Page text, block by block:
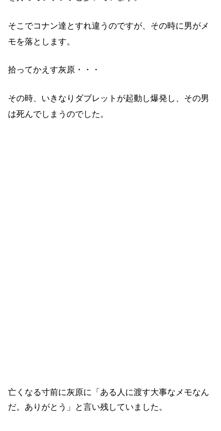
そこでコナン達とすれ違うのですが、その時に男がメ
モを落とします。
拾ってかえす灰原・・・
その時、いきなりダブレットが起動し爆発し、その男
は死んでしまうのでした。
亡くなる寸前に灰原に「ある人に渡す大事なメモなん
だ。ありがとう」と言い残していました。